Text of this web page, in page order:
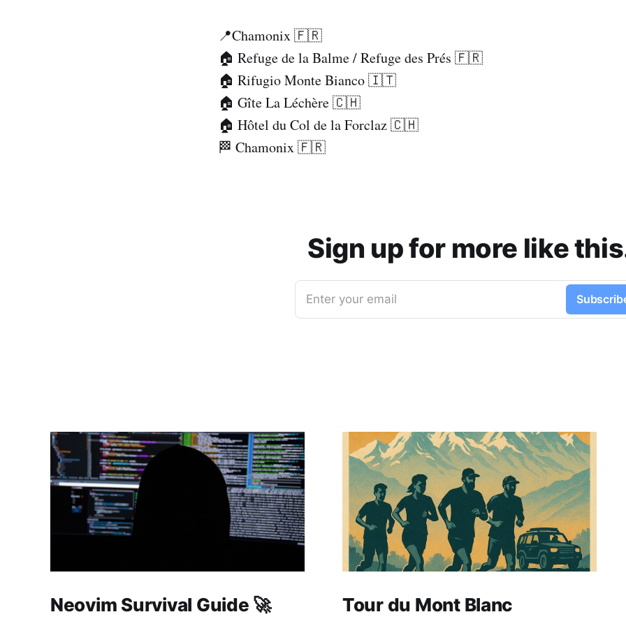
📍Chamonix 🇫🇷
🏠 Refuge de la Balme / Refuge des Prés 🇫🇷
🏠 Rifugio Monte Bianco 🇮🇹
🏠 Gîte La Léchère 🇨🇭
🏠 Hôtel du Col de la Forclaz 🇨🇭
🏁 Chamonix 🇫🇷
Sign up for more like
Enter your email
Neovim Survival Guide 🚀 Tour du Mont Blanc